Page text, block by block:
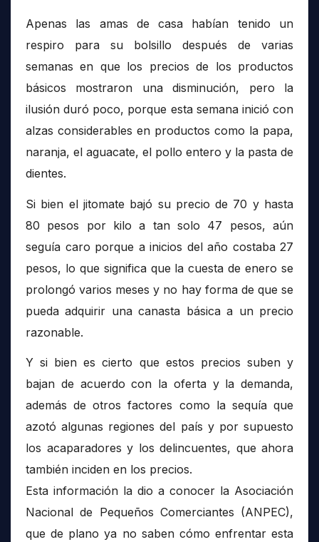
Apenas las amas de casa habían tenido un
respiro para su bolsillo después de varias
semanas en que los precios de los productos
básicos mostraron una disminución, pero la
ilusión duró poco, porque esta semana inició con
alzas considerables en productos como la papa,
naranja, el aguacate, el pollo entero y la pasta de
dientes.
Si bien el jitomate bajó su precio de 70 y hasta
80 pesos por kilo a tan solo 47 pesos, aún
seguía caro porque a inicios del año costaba 27
pesos, lo que significa que la cuesta de enero se
prolongó varios meses y no hay forma de que se
pueda adquirir una canasta básica a un precio
razonable.
Y si bien es cierto que estos precios suben y
bajan de acuerdo con la oferta y la demanda,
además de otros factores como la sequía que
azotó algunas regiones del país y por supuesto
los acaparadores y los delincuentes, que ahora
también inciden en los precios.
Esta información la dio a conocer la Asociación
Nacional de Pequeños Comerciantes (ANPEC),
que de plano ya no saben cómo enfrentar esta